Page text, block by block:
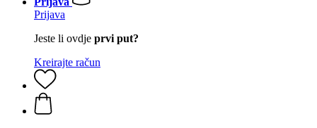
Prijava
Jeste li ovdje prvi put?
Kreirajte račun